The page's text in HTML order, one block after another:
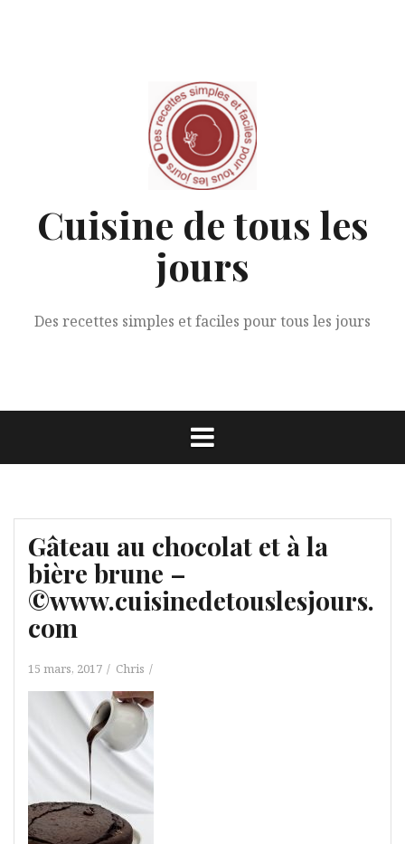
Cuisine de tous les
jours
Des recettes simples et faciles pour tous les jours
Gâteau au chocolat et à la
bière brune –
©www.cuisinedetouslesjours.
com
15 mars, 2017 Chris